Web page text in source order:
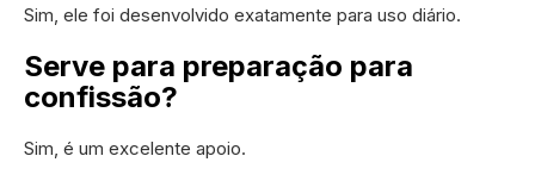
Sim, ele foi desenvolvido exatamente para uso diário.
Serve para preparação para
confissão?
Sim, é um excelente apoio.